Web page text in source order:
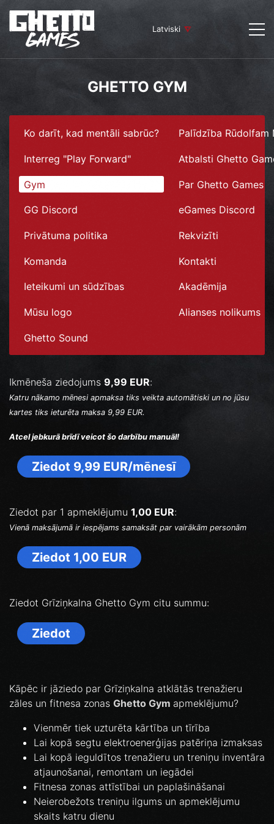
Latviski
GHETTO GYM
Ko darīt, kad mentāli sabrūc? Palīdzība Rūdolfam
Interreg "Play Forward" Atbalsti Ghetto
Gym Par Ghetto Games
GG Discord eGames Discord
Privātuma politika Rekvizīti
Komanda Kontakti
Ieteikumi un sūdzības Akadēmija
Mūsu logo Alianses nolikums
Ghetto Sound
Ikmēneša ziedojums 9,99 EUR:
Katru nākamo mēnesi apmaksa tiks veikta automātiski un no jūsu
kartes tiks ieturēta maksa 9,99 EUR.
Atcel jebkurā brīdī veicot šo darbību manuāl!
Ziedot 9,99 EUR/mēnesī
Ziedot par 1 apmeklējumu 1,00 EUR:
Vienā maksājumā ir iespējams samaksāt par vairākām personām
Ziedot 1,00 EUR
Ziedot Grīziņkalna Ghetto Gym citu summu:
Ziedot
Kāpēc ir jāziedo par Grīziņkalna atklātās trenažieru
zāles un fitnesa zonas Ghetto Gym apmeklējumu?
Vienmēr tiek uzturēta kārtība un tīrība
Lai kopā segtu elektroenerģijas patēriņa izmaksas
Lai kopā ieguldītos trenažieru un treniņu inventāra
atjaunošanai, remontam un iegādei
Fitnesa zonas attīstībai un paplašināšanai
Neierobežots treniņu ilgums un apmeklējumu
skaits katru dienu